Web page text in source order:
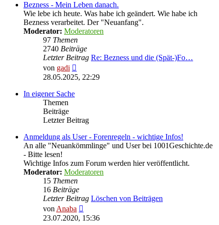
Bezness - Mein Leben danach.
Wie lebe ich heute. Was habe ich geändert. Wie habe ich
Bezness verarbeitet. Der "Neuanfang".
Moderator: Moderatoren
97 Themen
2740 Beiträge
Letzter Beitrag Re: Bezness und die (Spät-)Fo…
von gadi
Beitrag
28.05.2025, 22:29
In eigener Sache
Themen
Beiträge
Letzter Beitrag
Anmeldung als User - Forenregeln - wichtige Infos!
An alle "Neuankömmlinge" und User bei 1001Geschichte.de
- Bitte lesen!
Wichtige Infos zum Forum werden hier veröffentlicht.
Moderator: Moderatoren
15 Themen
16 Beiträge
Letzter Beitrag Löschen von Beiträgen
von Anaba
Beitrag
23.07.2020, 15:36